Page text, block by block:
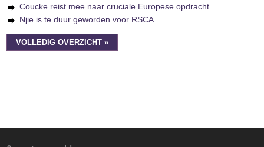
Coucke reist mee naar cruciale Europese opdracht
Njie is te duur geworden voor RSCA
VOLLEDIG OVERZICHT »